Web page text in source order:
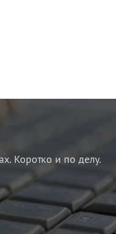
Коротко и по делу.